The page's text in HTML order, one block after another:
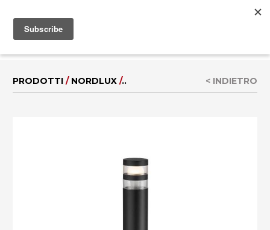
PRODOTTI / NORDLUX /.. < INDIETRO